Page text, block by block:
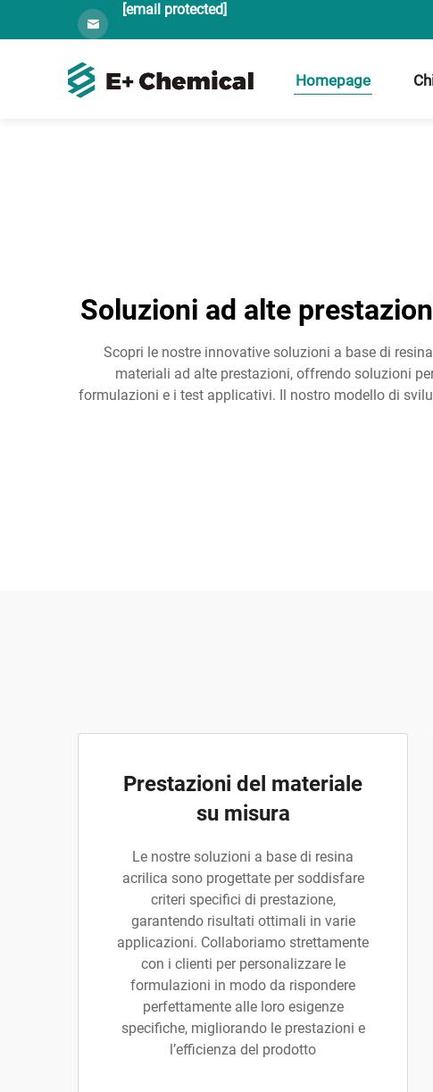
[email protected]
Homepage
Soluzioni ad alte
Scopri le nostre innovative soluzioni a base di
materiali ad alte prestazioni, offrendo soluzioni
formulazioni e i test applicativi. Il nostro modello di
Prestazioni del materiale
su misura
Le nostre soluzioni a base di resina
acrilica sono progettate per soddisfare
criteri specifici di prestazione,
garantendo risultati ottimali in varie
applicazioni. Collaboriamo strettamente
con i clienti per personalizzare le
formulazioni in modo da rispondere
perfettamente alle loro esigenze
specifiche, migliorando le prestazioni e
l’efficienza del prodotto